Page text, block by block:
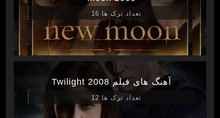
تعداد ترک ها 16
آهنگ های فیلم Twilight 2008
تعداد ترک ها 12